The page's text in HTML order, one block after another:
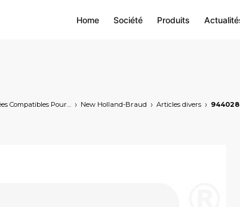
Home Société Produits
Pièces Détachées Compatibles Pour Machines À Vendanger Des Marques Suivantes New Holland-Braud Articles divers